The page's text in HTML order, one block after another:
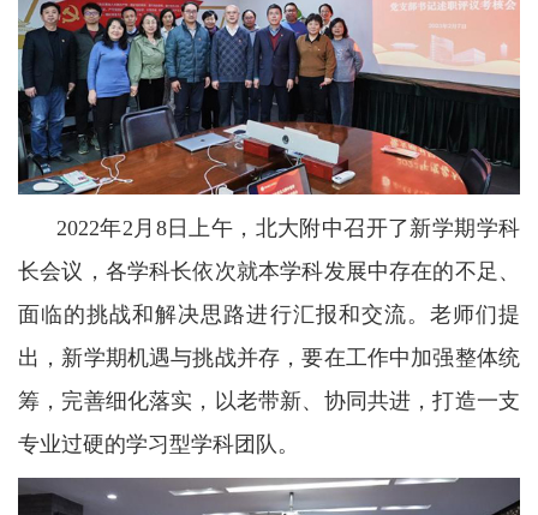
2022年2月8日上午，北大附中召开了新学期学科
长会议，各学科长依次就本学科发展中存在的不足、
面临的挑战和解决思路进行汇报和交流。老师们提
出，新学期机遇与挑战并存，要在工作中加强整体统
筹，完善细化落实，以老带新、协同共进，打造一支
专业过硬的学习型学科团队。